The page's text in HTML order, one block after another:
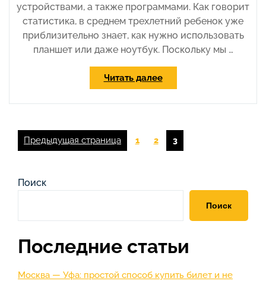
устройствами, а также программами. Как говорит
статистика, в среднем трехлетний ребенок уже
приблизительно знает, как нужно использовать
планшет или даже ноутбук. Поскольку мы …
Читать далее«Планшеты
для
мальчиков
для
девочек»
Пагинация
Предыдущая страница 1 2 Страница
3
Поиск
Поиск
Последние статьи
Москва — Уфа: простой способ купить билет и не